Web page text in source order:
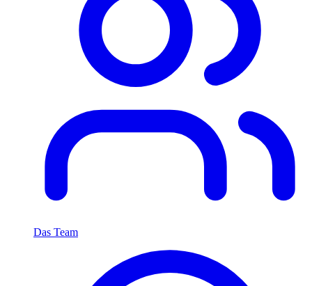
Das Team